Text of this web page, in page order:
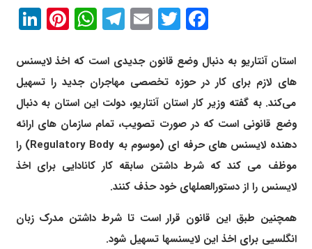
Facebook
Twitter
Email
Telegram
استان آنتاریو به دنبال وضع قانون جدیدی است که اخذ لایسنس
های لازم برای کار در حوزه تخصصی مهاجران جدید را تسهیل
می‌کند. به گفته وزیر کار استان آنتاریو، دولت این استان به دنبال
وضع قانونی است که در صورت تصویب، تمام سازمان های ارائه
دهنده لایسنس های حرفه ای (موسوم به Regulatory Body) را
موظف می کند که شرط داشتن سابقه کار کانادایی برای اخذ
لایسنس را از دستورالعملهای خود حذف کنند.
همچنین طبق این قانون قرار است تا شرط داشتن مدرک زبان
انگلسیی برای اخذ این لایسنسها تسهیل شود.